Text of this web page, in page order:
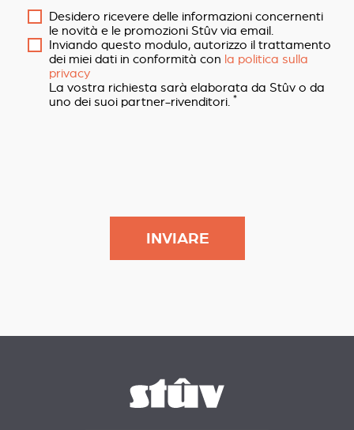
Desidero ricevere delle informazioni concernenti
le novità e le promozioni Stûv via email.
Inviando questo modulo, autorizzo il trattamento
dei miei dati in conformità con la politica sulla
privacy
La vostra richiesta sarà elaborata da Stûv o da
uno dei suoi partner-rivenditori. *